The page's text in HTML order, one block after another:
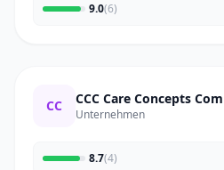
9.0(6)
CC CCC Care Concepts
Unternehmen
8.7(4)